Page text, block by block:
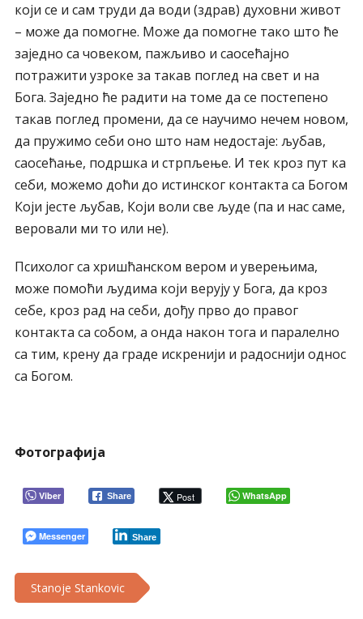
који се и сам труди да води (здрав) духовни живот
– може да помогне. Може да помогне тако што ће
заједно са човеком, пажљиво и саосећајно
потражити узроке за такав поглед на свет и на
Бога. Заједно ће радити на томе да се постепено
такав поглед промени, да се научимо нечем новом,
да пружимо себи оно што нам недостаје: љубав,
саосећање, подршка и стрпљење. И тек кроз пут ка
себи, можемо доћи до истинског контакта са Богом
Који јесте љубав, Који воли све људе (па и нас саме,
веровали ми то или не).
Психолог са хришћанском вером и уверењима,
може помоћи људима који верују у Бога, да кроз
себе, кроз рад на себи, дођу прво до правог
контакта са собом, а онда након тога и паралелно
са тим, крену да граде искренији и радоснији однос
са Богом.
Фотографија
Viber Share Post WhatsApp
Messenger Share
Stanoje Stankovic